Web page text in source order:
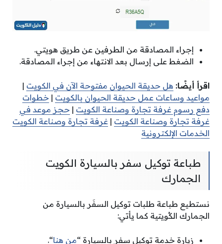
إجراء المصادقة من الطرفين عن طريق هويتي.
الضغط على إرسال بعد الانتهاء من إجراء المصادقة.
اقرأ أيضًا: هل حديقة الحيوان مفتوحة الآن في الكويت |
مواعيد وساعات عمل حديقة الحيوان بالكويت | خطوات
دفع رسوم غرفة تجارة وصناعة الكويت | حجز موعد في
غرفة تجارة وصناعة الكويت | غرفة تجارة وصناعة الكويت
الخدمات الإلكترونية
طباعة توكيل سفر بالسيارة الكويت
الجمارك
نستطيع طباعة طلبات توكيل السفَر بالسيارة من
الجمارك الكُويتية كما يأتي:
زيارة خدمة توكيل سفر بالسيارة “من هنا“.